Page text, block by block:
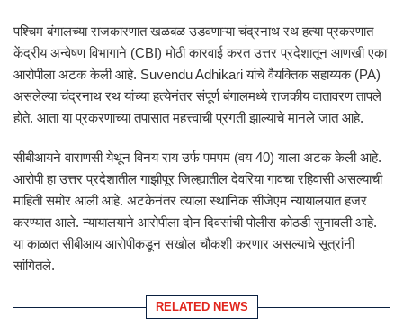
पश्चिम बंगालच्या राजकारणात खळबळ उडवणाऱ्या चंद्रनाथ रथ हत्या प्रकरणात
केंद्रीय अन्वेषण विभागाने (CBI) मोठी कारवाई करत उत्तर प्रदेशातून आणखी एका
आरोपीला अटक केली आहे. Suvendu Adhikariयांचे वैयक्तिक सहाय्यक (PA)
असलेल्या चंद्रनाथ रथ यांच्या हत्येनंतर संपूर्ण बंगालमध्ये राजकीय वातावरण तापले
होते. आता या प्रकरणाच्या तपासात महत्त्वाची प्रगती झाल्याचे मानले जात आहे.
सीबीआयने वाराणसी येथून विनय राय उर्फ पमपम (वय 40) याला अटक केली आहे.
आरोपी हा उत्तर प्रदेशातील गाझीपूर जिल्ह्यातील देवरिया गावचा रहिवासी असल्याची
माहिती समोर आली आहे. अटकेनंतर त्याला स्थानिक सीजेएम न्यायालयात हजर
करण्यात आले. न्यायालयाने आरोपीला दोन दिवसांची पोलीस कोठडी सुनावली आहे.
या काळात सीबीआय आरोपीकडून सखोल चौकशी करणार असल्याचे सूत्रांनी
सांगितले.
RELATED NEWS